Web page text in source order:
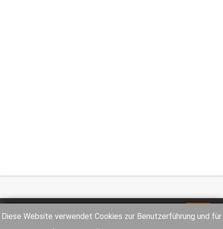
Diese Website verwendet Cookies zur Benutzerführung und für